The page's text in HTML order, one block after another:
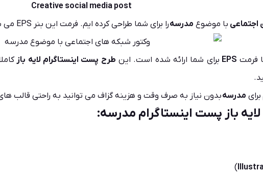
Creative social media post
اجتماعی با موضوع مدرسهرا برای شما طراحی کرده ایم. فرمت این بنر EPS می باشد.
فرمت EPS برای شما ارائه شده است. این طرح پست اینستاگرام لایه باز
برای مدرسهبدون نیاز به صرف وقت و هزینه گزاف می توانید به راحتی قالب
باز پست اینستاگرام مدرسه:
)